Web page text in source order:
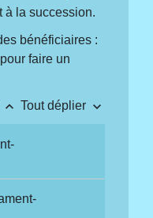
à la succession.
bénéficiaires :
faire un
keyboard_arrow_up Tout déplier keyboard_arrow_down